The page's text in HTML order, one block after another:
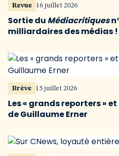
Revue 16 juillet 2026
Sortie du Médiacritiques
milliardaires des médias !
Brève 15 juillet 2026
Les « grands reporters » et
de Guillaume Erner